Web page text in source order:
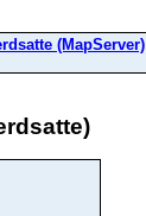
(MapServer)